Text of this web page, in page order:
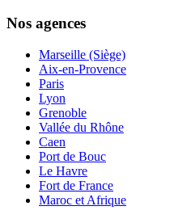
Nos agences
Marseille (Siège)
Aix-en-Provence
Paris
Lyon
Grenoble
Vallée du Rhône
Caen
Port de Bouc
Le Havre
Fort de France
Maroc et Afrique